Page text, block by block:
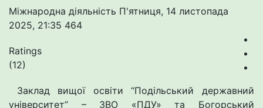
Міжнародна діяльність П'ятниця, 14 листопада
2025, 21:35 464
Ratings
(12)
Заклад вищої освіти “Подільський державний
університет” – ЗВО «ПДУ» та Богорський